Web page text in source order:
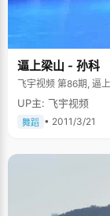
逼上梁山 - 孙科
飞宇视频 第86期, 逼
UP主: 飞宇视频
舞蹈 • 2011/3/21